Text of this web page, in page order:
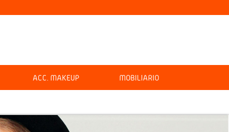
ACC. MAKEUP MOBILIARIO